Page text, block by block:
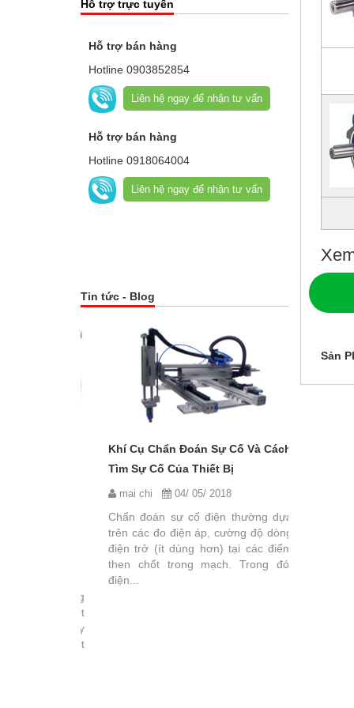
Hỗ trợ trực tuyến
Hỗ trợ bán hàng
Hotline 0903852854
Liên hệ ngay để nhận tư vấn
Hỗ trợ bán hàng
Hotline 0918064004
Liên hệ ngay để nhận tư vấn
Tin tức - Blog
Khí Cụ Chẩn Đoán Sự Cố Và Cách
Tìm Sự Cố Của Thiết Bị
mai chi 04/ 05/ 2018
Chẩn đoán sự cố điện thường dựa
trên các đo điện áp, cường độ dòng
điện trở (ít dùng hơn) tại các điểm
then chốt trong mạch. Trong đó,
điện...
Sản